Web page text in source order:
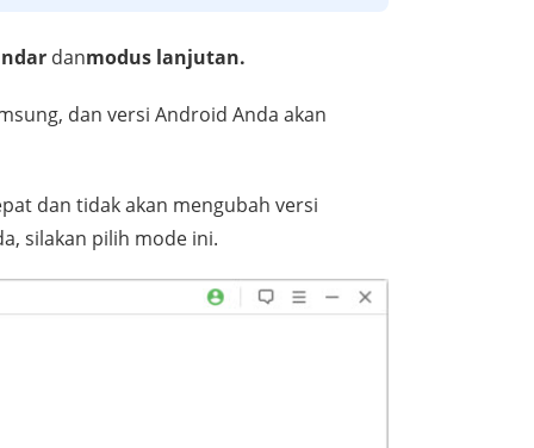
danmodus lanjutan.
dan versi Android Anda akan
dan tidak akan mengubah versi
silakan pilih mode ini.